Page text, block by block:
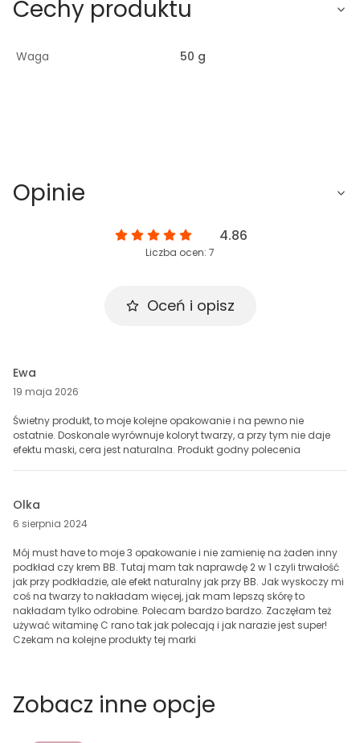
Cechy produktu
Waga 50 g
Opinie
4.86
Liczba ocen: 7
Oceń i opisz
Ewa
19 maja 2026
Świetny produkt, to moje kolejne opakowanie i na pewno nie
ostatnie. Doskonale wyrównuje koloryt twarzy, a przy tym nie daje
efektu maski, cera jest naturalna. Produkt godny polecenia
Olka
6 sierpnia 2024
Mój must have to moje 3 opakowanie i nie zamienię na żaden inny
podkład czy krem BB. Tutaj mam tak naprawdę 2 w 1 czyli trwałość
jak przy podkładzie, ale efekt naturalny jak przy BB. Jak wyskoczy mi
coś na twarzy to nakładam więcej, jak mam lepszą skórę to
nakładam tylko odrobine. Polecam bardzo bardzo. Zaczęłam też
używać witaminę C rano tak jak polecają i jak narazie jest super!
Czekam na kolejne produkty tej marki
Zobacz inne opcje